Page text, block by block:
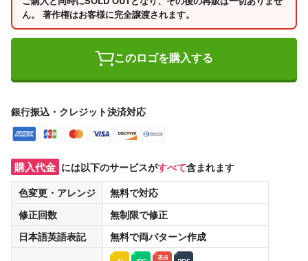
ん。 著作権はお客様に完全譲渡されます。
このロゴを購入する
銀行振込・クレジット決済対応
購入代金 には以下のサービスがすべて含まれます
色変更・アレンジ
無料で対応
修正回数
無制限で修正
日本語英語表記
無料で両パターン作成